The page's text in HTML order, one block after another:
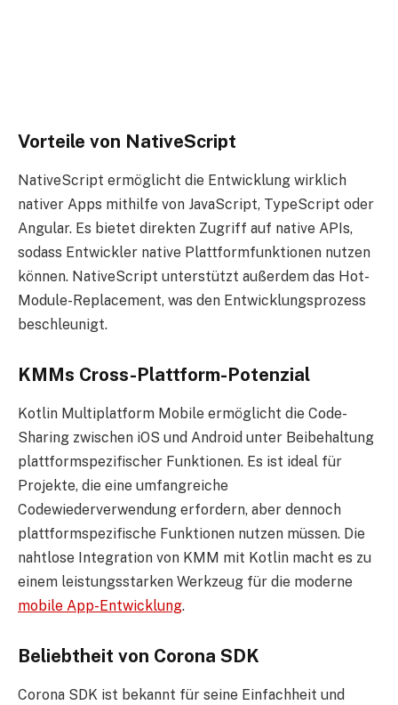
Vorteile von NativeScript
NativeScript ermöglicht die Entwicklung wirklich
nativer Apps mithilfe von JavaScript, TypeScript oder
Angular. Es bietet direkten Zugriff auf native APIs,
sodass Entwickler native Plattformfunktionen nutzen
können. NativeScript unterstützt außerdem das Hot-
Module-Replacement, was den Entwicklungsprozess
beschleunigt.
KMMs Cross-Plattform-Potenzial
Kotlin Multiplatform Mobile ermöglicht die Code-
Sharing zwischen iOS und Android unter Beibehaltung
plattformspezifischer Funktionen. Es ist ideal für
Projekte, die eine umfangreiche
Codewiederverwendung erfordern, aber dennoch
plattformspezifische Funktionen nutzen müssen. Die
nahtlose Integration von KMM mit Kotlin macht es zu
einem leistungsstarken Werkzeug für die moderne
mobile App-Entwicklung.
Beliebtheit von Corona SDK
Corona SDK ist bekannt für seine Einfachheit und